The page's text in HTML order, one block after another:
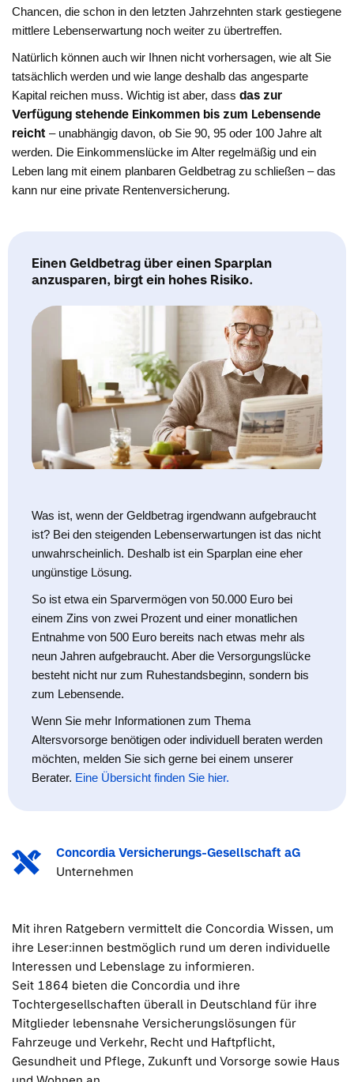
Chancen, die schon in den letzten Jahrzehnten stark gestiegene
mittlere Lebenserwartung noch weiter zu übertreffen.
Natürlich können auch wir Ihnen nicht vorhersagen, wie alt Sie
tatsächlich werden und wie lange deshalb das angesparte
Kapital reichen muss. Wichtig ist aber, dass das zur
Verfügung stehende Einkommen bis zum Lebensende
reicht – unabhängig davon, ob Sie 90, 95 oder 100 Jahre alt
werden. Die Einkommenslücke im Alter regelmäßig und ein
Leben lang mit einem planbaren Geldbetrag zu schließen – das
kann nur eine private Rentenversicherung.
Einen Geldbetrag über einen Sparplan
anzusparen, birgt ein hohes Risiko.
Was ist, wenn der Geldbetrag irgendwann aufgebraucht
ist? Bei den steigenden Lebenserwartungen ist das nicht
unwahrscheinlich. Deshalb ist ein Sparplan eine eher
ungünstige Lösung.
So ist etwa ein Sparvermögen von 50.000 Euro bei
einem Zins von zwei Prozent und einer monatlichen
Entnahme von 500 Euro bereits nach etwas mehr als
neun Jahren aufgebraucht. Aber die Versorgungslücke
besteht nicht nur zum Ruhestandsbeginn, sondern bis
zum Lebensende.
Wenn Sie mehr Informationen zum Thema
Altersvorsorge benötigen oder individuell beraten werden
möchten, melden Sie sich gerne bei einem unserer
Berater. Eine Übersicht finden Sie hier.
Concordia Versicherungs-Gesellschaft aG
Unternehmen
Mit ihren Ratgebern vermittelt die Concordia Wissen, um
ihre Leser:innen bestmöglich rund um deren individuelle
Interessen und Lebenslage zu informieren.
Seit 1864 bieten die Concordia und ihre
Tochtergesellschaften überall in Deutschland für ihre
Mitglieder lebensnahe Versicherungslösungen für
Fahrzeuge und Verkehr, Recht und Haftpflicht,
Gesundheit und Pflege, Zukunft und Vorsorge sowie Haus